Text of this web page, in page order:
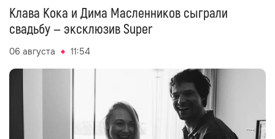
Клава Кока и Дима Масленников сыграли
свадьбу — эксклюзив Super
06 августа 11:54